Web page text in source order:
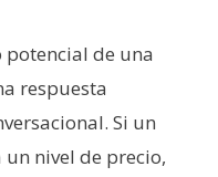
potencial de una
respuesta
Si un
nivel de precio,